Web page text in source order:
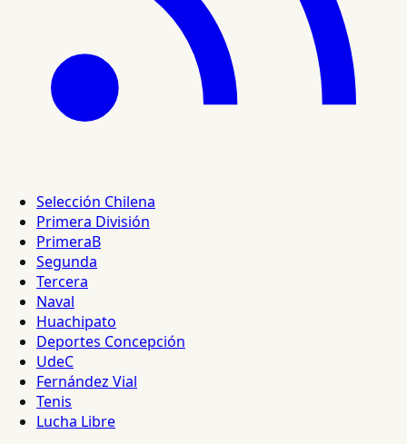
Selección Chilena
Primera División
PrimeraB
Segunda
Tercera
Naval
Huachipato
Deportes Concepción
UdeC
Fernández Vial
Tenis
Lucha Libre